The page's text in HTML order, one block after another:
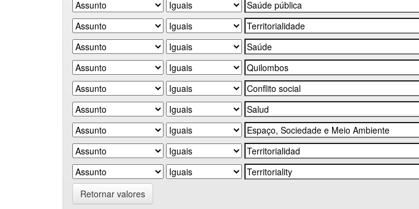
Retornar valores